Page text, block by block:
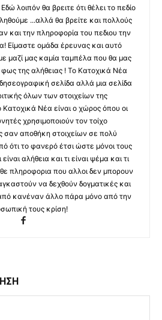
λοιπόν θα βρειτε ότι θέλει το πεδίο
...αλλά θα βρείτε και πολλούς
και την πληροφορία του πεδιου την
Είμαστε ομάδα έρευνας και αυτό
μαζί μας καμία ταμπέλα που θα μας
της αλήθειας ! Το Κατοχικά Νέα
σελίδα αλλά μια σελίδα
όλων των στοιχείων της
Κατοχικά Νέα είναι ο χώρος όπου οι
χρησιμοποιούν τον τοίχο
σαν αποθήκη στοιχείων σε πολύ
ότι το φανερό έτσι ώστε μόνοι τους
αλήθεια και τι είναι ψέμα και τι
πληροφορια που αλλοι δεν μπορουν
να δεχθούν δογματικές και
κανέναν άλλο πάρα μόνο από την
τους κρίση!